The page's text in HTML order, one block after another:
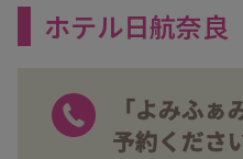
ホテル日航奈
「よみふ
予約くださ